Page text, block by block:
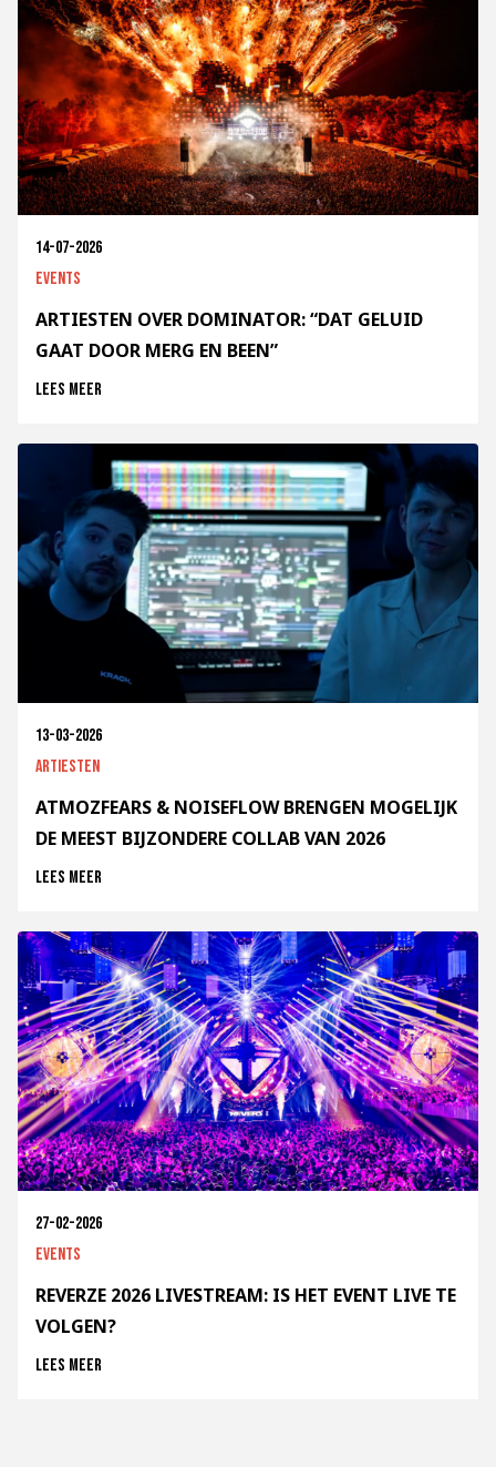
14-07-2026
Events
ARTIESTEN OVER DOMINATOR: “DAT GELUID
GAAT DOOR MERG EN BEEN”
Lees meer
13-03-2026
Artiesten
ATMOZFEARS & NOISEFLOW BRENGEN MOGELIJK
DE MEEST BIJZONDERE COLLAB VAN 2026
Lees meer
27-02-2026
Events
REVERZE 2026 LIVESTREAM: IS HET EVENT LIVE TE
VOLGEN?
Lees meer